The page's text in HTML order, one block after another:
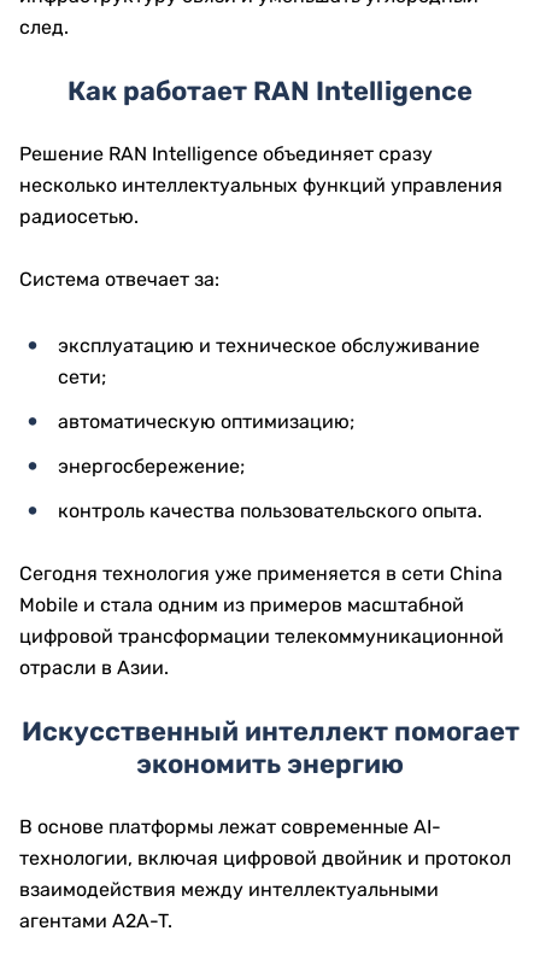
след.
Как работает RAN Intelligence
Решение RAN Intelligence объединяет сразу
несколько интеллектуальных функций управления
радиосетью.
Система отвечает за:
эксплуатацию и техническое обслуживание
сети;
автоматическую оптимизацию;
энергосбережение;
контроль качества пользовательского опыта.
Сегодня технология уже применяется в сети China
Mobile и стала одним из примеров масштабной
цифровой трансформации телекоммуникационной
отрасли в Азии.
Искусственный интеллект помогает
экономить энергию
В основе платформы лежат современные AI-
технологии, включая цифровой двойник и протокол
взаимодействия между интеллектуальными
агентами A2A-T.